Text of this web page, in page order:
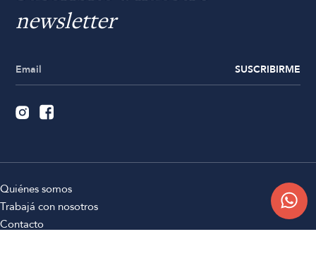
newsletter
SUSCRIBIRME
Quiénes somos
Trabajá con nosotros
Contacto